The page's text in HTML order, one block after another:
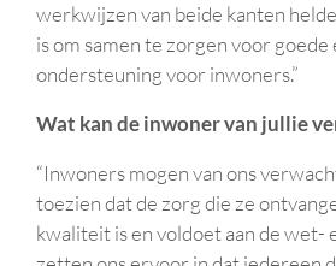
werkwijzen van beide kanten
is om samen te zorgen voor goede
ondersteuning voor inwoners.”
Wat kan de inwoner van jullie
“Inwoners mogen van ons
toezien dat de zorg die ze
kwaliteit is en voldoet aan de wet-